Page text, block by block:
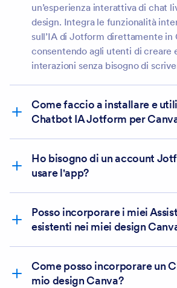
un’esperienza interattiva di chat
design. Integra le funzionalità
sull’IA di Jotform direttamente in
consentendo agli utenti di creare
interazioni senza bisogno di
Come faccio a installare e
Chatbot IA Jotform per
in un design esistente
Ho bisogno di un account
usare l'app?
Posso incorporare i miei
esistenti nei miei design
Come posso incorporare un
mio design Canva?